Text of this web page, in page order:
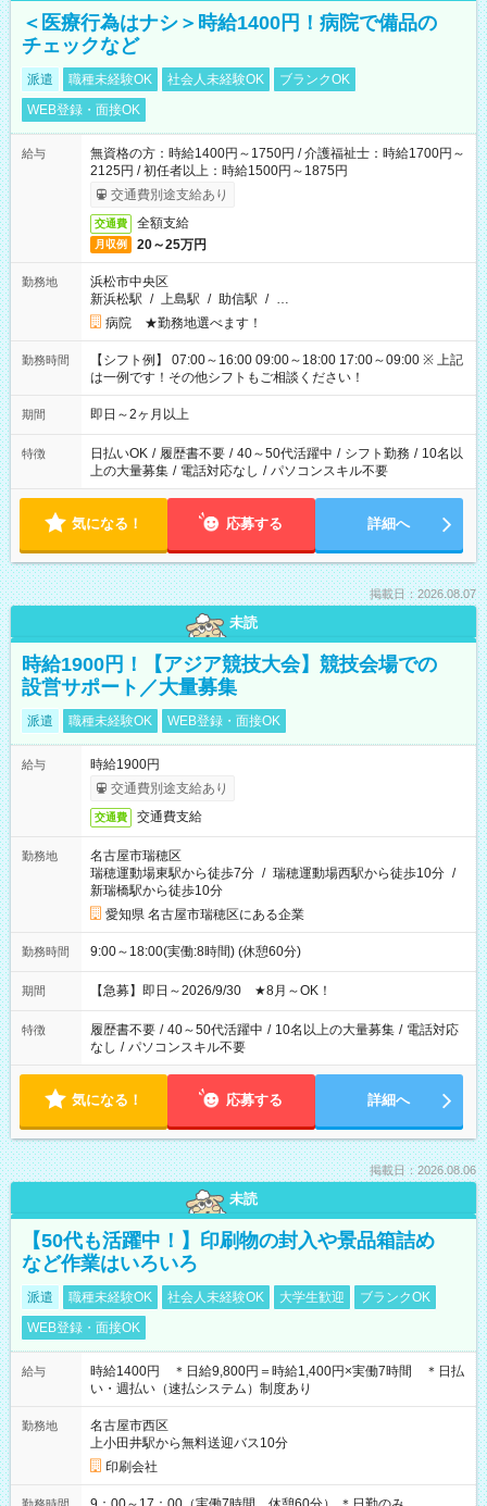
＜医療行為はナシ＞時給1400円！病院で備品の
チェックなど
派遣 職種未経験OK 社会人未経験OK
ブランクOK
WEB登録・面接OK
給与
無資格の方：時給1400円～1750円 / 介護福祉士：時給1700円～
2125円 / 初任者以上：時給1500円～1875円
交通費別途支給あり
交通費 全額支給
月収例 20～25万円
勤務地
浜松市中央区
新浜松駅 / 上島駅 / 助信駅 / …
病院 ★勤務地選べます！
勤務時間
【シフト例】 07:00～16:00 09:00～18:00 17:00～09:00 ※ 上記
は一例です！その他シフトもご相談ください！
期間 即日～2ヶ月以上
特徴 日払いOK / 履歴書不要 / 40～50代活躍中 / シフト勤務 / 10名以
上の大量募集 / 電話対応なし / パソコンスキル不要
気になる！ 応募する 詳細へ
掲載日：2026.08.07
未読
時給1900円！【アジア競技大会】競技会場での
設営サポート／大量募集
派遣 職種未経験OK WEB登録・面接OK
給与
時給1900円
交通費別途支給あり
交通費 交通費支給
勤務地
名古屋市瑞穂区
瑞穂運動場東駅から徒歩7分 / 瑞穂運動場西駅から徒歩10分 /
新瑞橋駅から徒歩10分
愛知県 名古屋市瑞穂区にある企業
勤務時間 9:00～18:00(実働:8時間) (休憩60分)
期間 【急募】即日～2026/9/30 ★8月～OK！
特徴 履歴書不要 / 40～50代活躍中 / 10名以上の大量募集 / 電話対応
なし / パソコンスキル不要
気になる！ 応募する 詳細へ
掲載日：2026.08.06
未読
【50代も活躍中！】印刷物の封入や景品箱詰め
など作業はいろいろ
派遣 職種未経験OK 社会人未経験OK 大学生歓迎
ブランクOK
WEB登録・面接OK
給与
時給1400円 ＊日給9,800円＝時給1,400円×実働7時間 ＊日払
い・週払い（速払システム）制度あり
勤務地
名古屋市西区
上小田井駅から無料送迎バス10分
印刷会社